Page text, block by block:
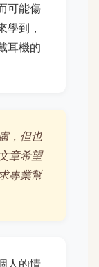
可能傷
學到，
耳機的
，但也
章希望
專業幫
人的情